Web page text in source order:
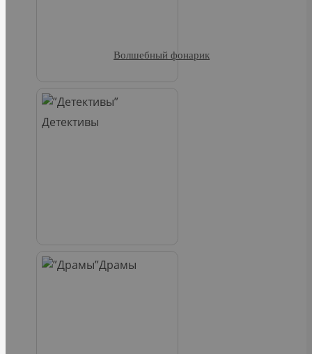
Детективы
Драмы
Волшебный фонарик